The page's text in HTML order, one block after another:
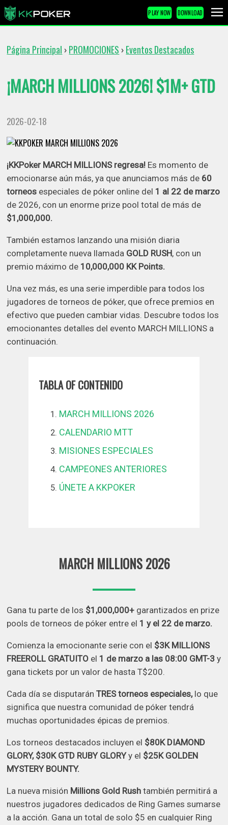
PLAY NOW DOWNLOAD
Página Principal › PROMOCIONES › Eventos Destacados
¡MARCH MILLIONS 2026! $1M+ GTD
2026-02-18
¡KKPoker MARCH MILLIONS regresa! Es momento de
emocionarse aún más, ya que anunciamos más de 60
torneos especiales de póker online del 1 al 22 de marzo
de 2026, con un enorme prize pool total de más de
$1,000,000.
También estamos lanzando una misión diaria
completamente nueva llamada GOLD RUSH, con un
premio máximo de 10,000,000 KK Points.
Una vez más, es una serie imperdible para todos los
jugadores de torneos de póker, que ofrece premios en
efectivo que pueden cambiar vidas. Descubre todos los
emocionantes detalles del evento MARCH MILLIONS a
continuación.
TABLA OF CONTENIDO
MARCH MILLIONS 2026
CALENDARIO MTT
MISIONES ESPECIALES
CAMPEONES ANTERIORES
ÚNETE A KKPOKER
MARCH MILLIONS 2026
Gana tu parte de los $1,000,000+ garantizados en prize
pools de torneos de póker entre el 1 y el 22 de marzo.
Comienza la emocionante serie con el $3K MILLIONS
FREEROLL GRATUITO el 1 de marzo a las 08:00 GMT-3 y
gana tickets por un valor de hasta T$200.
Cada día se disputaránTRES torneos especiales,lo que
significa que nuestra comunidad de póker tendrá
muchas oportunidades épicas de premios.
Los torneos destacados incluyen el $80K DIAMOND
GLORY, $30K GTD RUBY GLORYy el $25K GOLDEN
MYSTERY BOUNTY.
La nueva misión Millions Gold Rush también permitirá a
nuestros jugadores dedicados de Ring Games sumarse
a la acción. Gana un total de solo $5 en cualquier Ring